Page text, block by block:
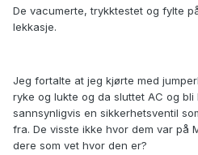
De vacumerte, trykktestet og fylte
lekkasje.
Jeg fortalte at jeg kjørte med
ryke og lukte og da sluttet AC og bli
sannsynligvis en sikkerhetsventil
fra. De visste ikke hvor dem var på
dere som vet hvor den er?